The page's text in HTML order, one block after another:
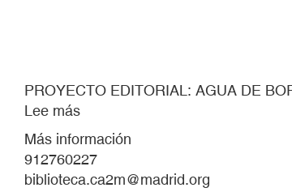
PROYECTO EDITORIAL: AGUA DE
Lee más
PROYECTO
EDITORIAL:
AGUA
Más información
912760227
biblioteca.ca2m@madrid.org